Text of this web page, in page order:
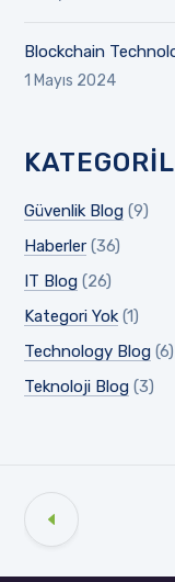
Blockchain
1 Mayıs 2024
Güvenlik Blog (9)
Haberler (36)
IT Blog (26)
Kategori Yok (1)
Technology Blog (6)
Teknoloji Blog (3)